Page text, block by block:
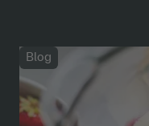
Blog